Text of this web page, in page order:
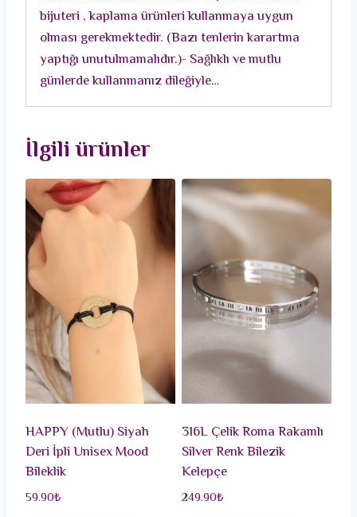
adet
bijuteri , kaplama ürünleri kullanmaya uygun
olması gerekmektedir. (Bazı tenlerin karartma
yaptığı unutulmamalıdır.)- Sağlıklı ve mutlu
günlerde kullanmanız dileğiyle…
İlgili ürünler
HAPPY (Mutlu) Siyah
Deri İpli Unisex Mood
Bileklik
59.90₺
316L Çelik Roma Rakamlı
Silver Renk Bilezik
Kelepçe
249.90₺